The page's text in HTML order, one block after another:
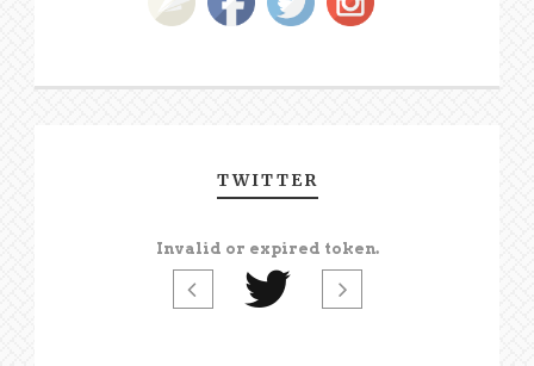
TWITTER
Invalid or expired token.